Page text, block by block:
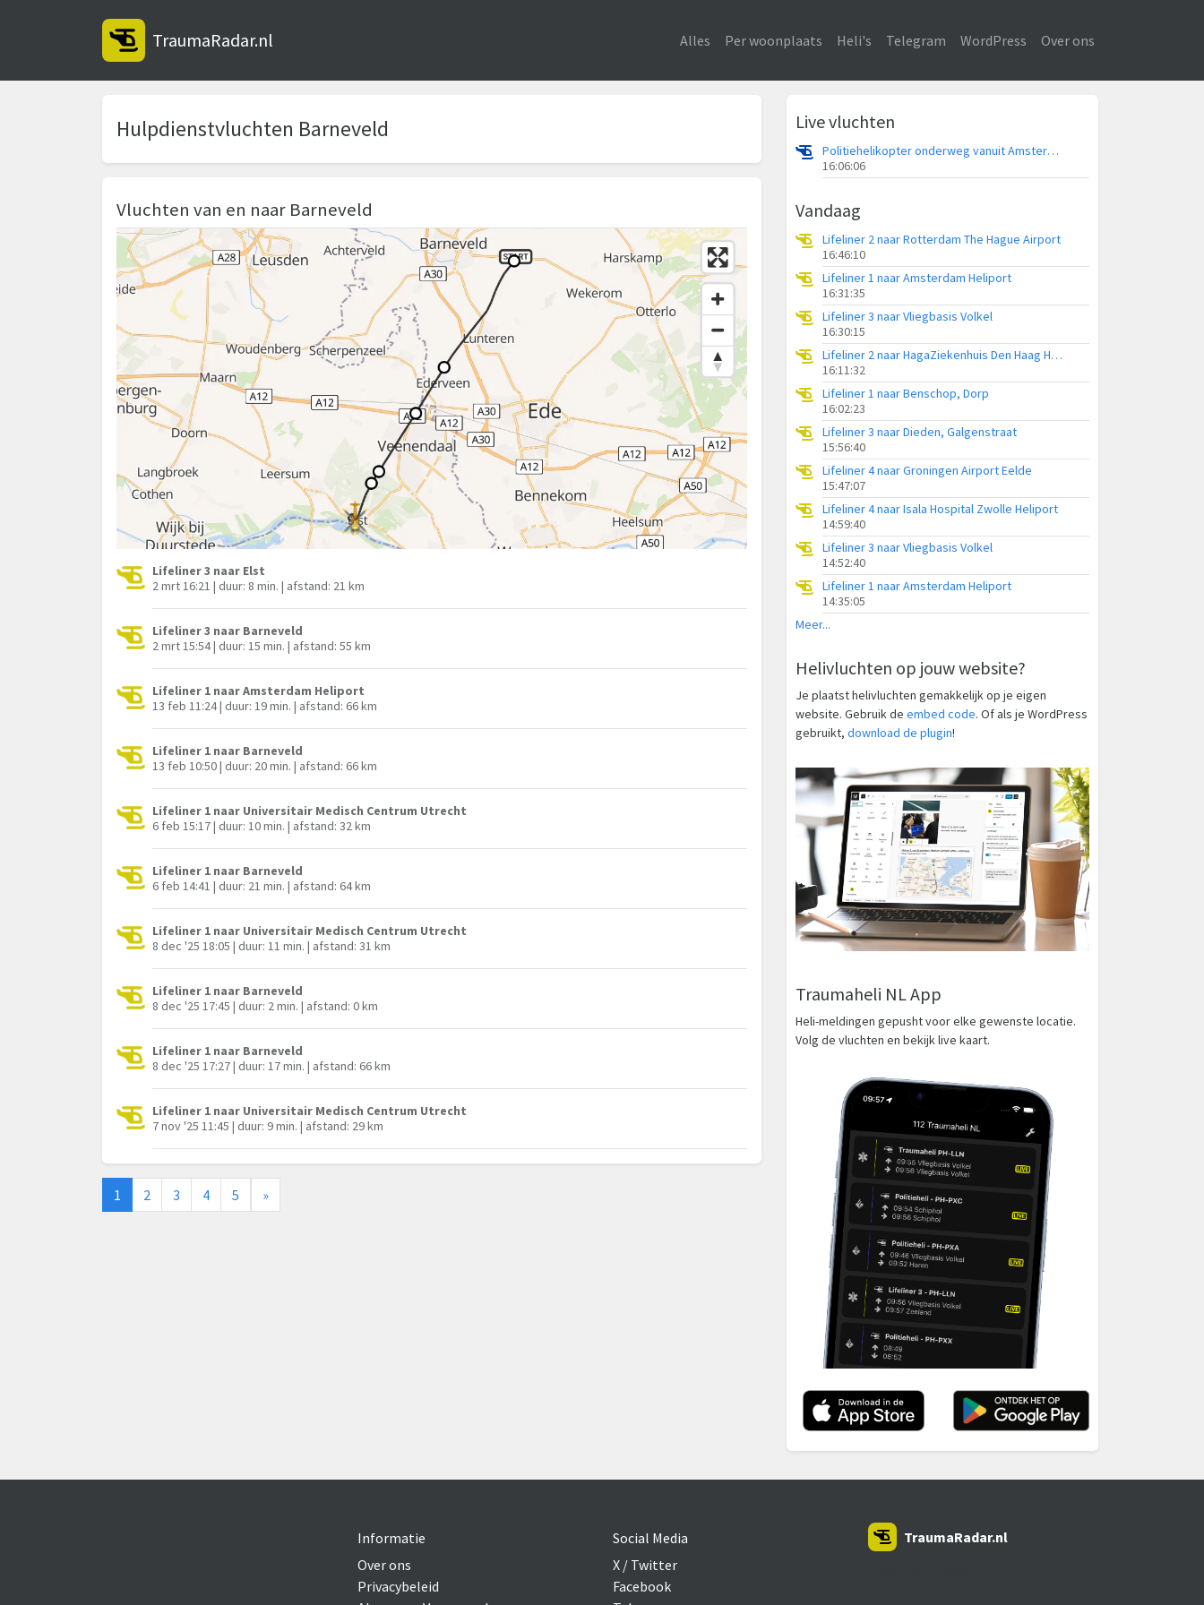
TraumaRadar.nl Alles Per woonplaats Heli's Telegram WordPress Over ons
Hulpdienstvluchten Barneveld
Vluchten van en naar Barneveld
Lifeliner 3 naar Elst
2 mrt 16:21 | duur: 8 min. | afstand: 21 km
Lifeliner 3 naar Barneveld
2 mrt 15:54 | duur: 15 min. | afstand: 55 km
Lifeliner 1 naar Amsterdam Heliport
13 feb 11:24 | duur: 19 min. | afstand: 66 km
Lifeliner 1 naar Barneveld
13 feb 10:50 | duur: 20 min. | afstand: 66 km
Lifeliner 1 naar Universitair Medisch Centrum Utrecht
6 feb 15:17 | duur: 10 min. | afstand: 32 km
Lifeliner 1 naar Barneveld
6 feb 14:41 | duur: 21 min. | afstand: 64 km
Lifeliner 1 naar Universitair Medisch Centrum Utrecht
8 dec '25 18:05 | duur: 11 min. | afstand: 31 km
Lifeliner 1 naar Barneveld
8 dec '25 17:45 | duur: 2 min. | afstand: 0 km
Lifeliner 1 naar Barneveld
8 dec '25 17:27 | duur: 17 min. | afstand: 66 km
Lifeliner 1 naar Universitair Medisch Centrum Utrecht
7 nov '25 11:45 | duur: 9 min. | afstand: 29 km
1 2 3 4 5 »
Live vluchten
Politiehelikopter onderweg vanuit Amsterdam Vliegveld Schiphol
16:06:06
Vandaag
Lifeliner 2 naar Rotterdam The Hague Airport
16:46:10
Lifeliner 1 naar Amsterdam Heliport
16:31:35
Lifeliner 3 naar Vliegbasis Volkel
16:30:15
Lifeliner 2 naar HagaZiekenhuis Den Haag Heliport
16:11:32
Lifeliner 1 naar Benschop, Dorp
16:02:23
Lifeliner 3 naar Dieden, Galgenstraat
15:56:40
Lifeliner 4 naar Groningen Airport Eelde
15:47:07
Lifeliner 4 naar Isala Hospital Zwolle Heliport
14:59:40
Lifeliner 3 naar Vliegbasis Volkel
14:52:40
Lifeliner 1 naar Amsterdam Heliport
14:35:05
Meer...
Helivluchten op jouw website?
Je plaatst helivluchten gemakkelijk op je eigen
website. Gebruik de embed code. Of als je WordPress
gebruikt, download de plugin!
Traumaheli NL App
Heli-meldingen gepusht voor elke gewenste locatie.
Volg de vluchten en bekijk live kaart.
Informatie
Over ons
Privacybeleid
Social Media
X / Twitter
Facebook
TraumaRadar.nl